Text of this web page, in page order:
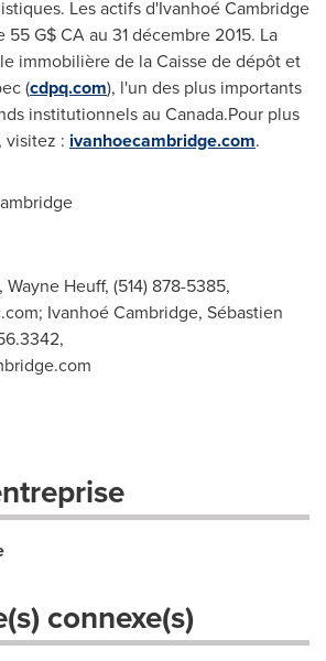
Les actifs d'Ivanhoé Cambridge
G$ CA au 31 décembre 2015. La
immobilière de la Caisse de dépôt et
(cdpq.com), l'un des plus importants
institutionnels au Canada.Pour plus
visitez : ivanhoecambridge.com.
Heuff, (514) 878-5385,
; Ivanhoé Cambridge, Sébastien
connexe(s)